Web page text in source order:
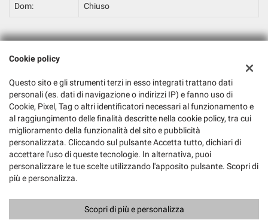
Dom: Chiuso
Dati fiscali:
S.P. 41 - Via Calvi, snc, Pignataro Maggiore (CE)
C.F/P.IVA:04369500618
Registro delle imprese:CE
Copyright © 2026 GestionaleAuto.com S.r.l., Tutti i diritti riservati -
Cookie policy
Questo sito e gli strumenti terzi in esso integrati trattano dati
personali (es. dati di navigazione o indirizzi IP) e fanno uso di
Cookie, Pixel, Tag o altri identificatori necessari al funzionamento e
al raggiungimento delle finalità descritte nella cookie policy, tra cui
miglioramento della funzionalità del sito e pubblicità
personalizzata. Cliccando sul pulsante Accetta tutto, dichiari di
accettare l'uso di queste tecnologie. In alternativa, puoi
personalizzare le tue scelte utilizzando l'apposito pulsante. Scopri di
più e personalizza.
Scopri di più e personalizza